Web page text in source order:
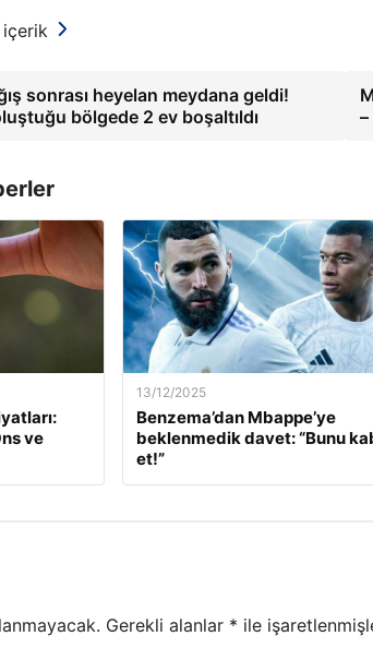
sonrası heyelan meydana geldi!
bölgede 2 ev boşaltıldı
ve
13/12/2025
Benzema’dan Mbappe’ye
beklenmedik davet: “Bunu
et!”
Gerekli alanlar * ile